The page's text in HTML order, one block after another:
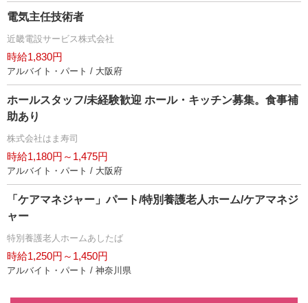
電気主任技術者
近畿電設サービス株式会社
時給1,830円
アルバイト・パート / 大阪府
ホールスタッフ/未経験歓迎 ホール・キッチン募集。食事補
助あり
株式会社はま寿司
時給1,180円～1,475円
アルバイト・パート / 大阪府
「ケアマネジャー」パート/特別養護老人ホーム/ケアマネジ
ャー
特別養護老人ホームあしたば
時給1,250円～1,450円
アルバイト・パート / 神奈川県